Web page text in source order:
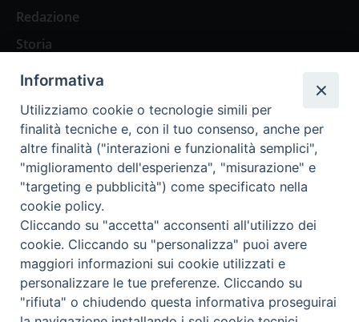
Redazione
Storia
Abbonamenti
Abbonamento Annuale Digitale
Abbonamento Annuale Cartaceo
Abbonamento Singola Copia Digitale
Redazione: Pavia, Piazza Duomo 11 - tel. 0382.24736 -
amministrazione@ilticino.it - repossi@ilticino.it - P.
Informativa
Utilizziamo cookie o tecnologie simili per
finalità tecniche e, con il tuo consenso, anche per
altre finalità ("interazioni e funzionalità semplici",
"miglioramento dell'esperienza", "misurazione" e
"targeting e pubblicità") come specificato nella
cookie policy.
Cliccando su "accetta" acconsenti all'utilizzo dei
cookie. Cliccando su "personalizza" puoi avere
maggiori informazioni sui cookie utilizzati e
personalizzare le tue preferenze. Cliccando su
"rifiuta" o chiudendo questa informativa proseguirai